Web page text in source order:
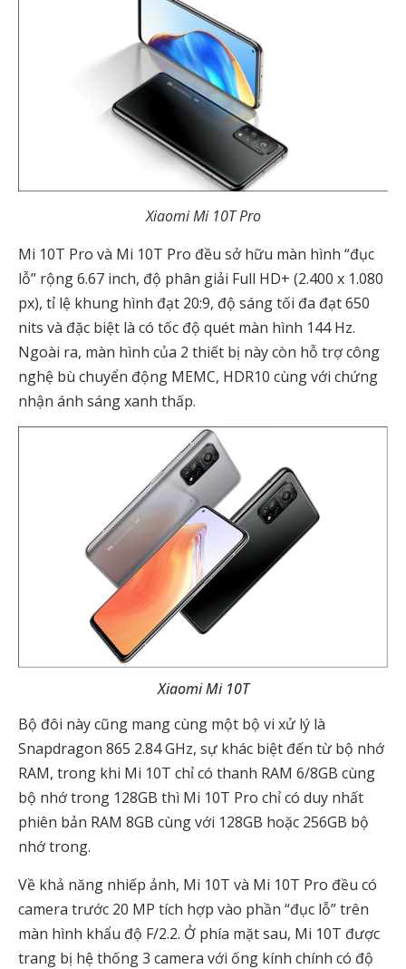
Xiaomi Mi 10T Pro
Mi 10T Pro và Mi 10T Pro đều sở hữu màn hình “đục
lỗ” rộng 6.67 inch, độ phân giải Full HD+ (2.400 x 1.080
px), tỉ lệ khung hình đạt 20:9, độ sáng tối đa đạt 650
nits và đặc biệt là có tốc độ quét màn hình 144 Hz.
Ngoài ra, màn hình của 2 thiết bị này còn hỗ trợ công
nghệ bù chuyển động MEMC, HDR10 cùng với chứng
nhận ánh sáng xanh thấp.
Xiaomi Mi 10T
Bộ đôi này cũng mang cùng một bộ vi xử lý là
Snapdragon 865 2.84 GHz, sự khác biệt đến từ bộ nhớ
RAM, trong khi Mi 10T chỉ có thanh RAM 6/8GB cùng
bộ nhớ trong 128GB thì Mi 10T Pro chỉ có duy nhất
phiên bản RAM 8GB cùng với 128GB hoặc 256GB bộ
nhớ trong.
Về khả năng nhiếp ảnh, Mi 10T và Mi 10T Pro đều có
camera trước 20 MP tích hợp vào phần “đục lỗ” trên
màn hình khẩu độ F/2.2. Ở phía mặt sau, Mi 10T được
trang bị hệ thống 3 camera với ống kính chính có độ